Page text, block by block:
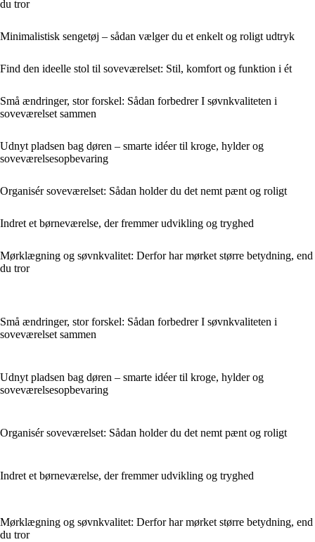
du tror
Minimalistisk sengetøj – sådan vælger du et enkelt og roligt udtryk
Find den ideelle stol til soveværelset: Stil, komfort og funktion i ét
Små ændringer, stor forskel: Sådan forbedrer I søvnkvaliteten i
soveværelset sammen
Udnyt pladsen bag døren – smarte idéer til kroge, hylder og
soveværelsesopbevaring
Organisér soveværelset: Sådan holder du det nemt pænt og roligt
Indret et børneværelse, der fremmer udvikling og tryghed
Mørklægning og søvnkvalitet: Derfor har mørket større betydning, end
du tror
Små ændringer, stor forskel: Sådan forbedrer I søvnkvaliteten i
soveværelset sammen
Udnyt pladsen bag døren – smarte idéer til kroge, hylder og
soveværelsesopbevaring
Organisér soveværelset: Sådan holder du det nemt pænt og roligt
Indret et børneværelse, der fremmer udvikling og tryghed
Mørklægning og søvnkvalitet: Derfor har mørket større betydning, end
du tror